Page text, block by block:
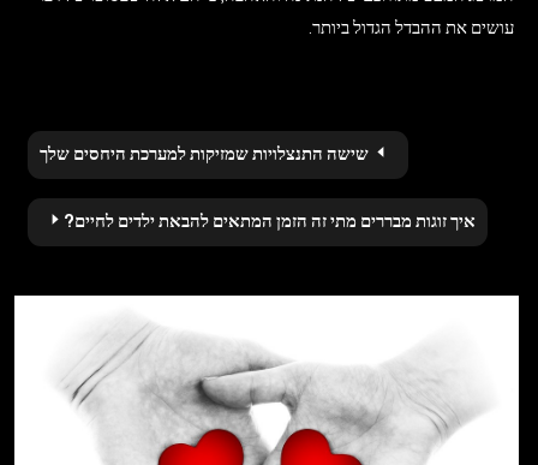
עושים את ההבדל הגדול ביותר.
navigation
שישה התנצלויות שמזיקות למערכת היחסים שלך
איך זוגות מבררים מתי זה הזמן המתאים להבאת ילדים לחיים?